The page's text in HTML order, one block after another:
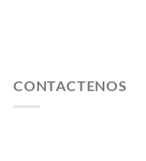
CONTACTENOS